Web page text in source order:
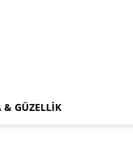
& GÜZELLİK